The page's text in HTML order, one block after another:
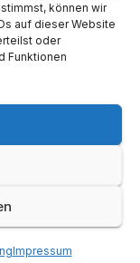
können wir
auf dieser Website
oder
Funktionen
Impressum
24